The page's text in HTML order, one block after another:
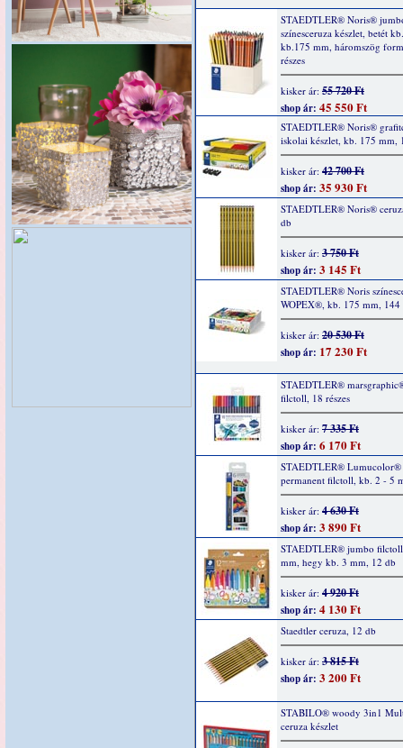
STAEDTLER® Noris®
színesceruza készlet, betét
kb.175 mm, háromszög
részes
kisker ár: 55 720 Ft
shop ár: 45 550 Ft
STAEDTLER® Noris®
iskolai készlet, kb. 175 mm,
kisker ár: 42 700 Ft
shop ár: 35 930 Ft
STAEDTLER® Noris®
db
kisker ár: 3 750 Ft
shop ár: 3 145 Ft
STAEDTLER® Noris
WOPEX®, kb. 175 mm, 144
kisker ár: 20 530 Ft
shop ár: 17 230 Ft
STAEDTLER®
filctoll, 18 részes
kisker ár: 7 335 Ft
shop ár: 6 170 Ft
STAEDTLER® Lumucolor®
permanent filctoll, kb. 2 - 5
kisker ár: 4 630 Ft
shop ár: 3 890 Ft
STAEDTLER® jumbo
mm, hegy kb. 3 mm, 12 db
kisker ár: 4 920 Ft
shop ár: 4 130 Ft
Staedtler ceruza, 12 db
kisker ár: 3 815 Ft
shop ár: 3 200 Ft
STABILO® woody 3in1
ceruza készlet